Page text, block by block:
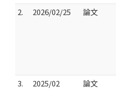
2. 2026/02/25 論文
3.
2025/02 論文